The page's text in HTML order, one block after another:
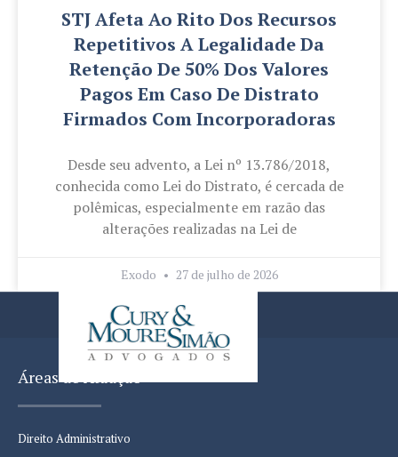
STJ Afeta Ao Rito Dos Recursos
Repetitivos A Legalidade Da
Retenção De 50% Dos Valores
Pagos Em Caso De Distrato
Firmados Com Incorporadoras
Desde seu advento, a Lei nº 13.786/2018,
conhecida como Lei do Distrato, é cercada de
polêmicas, especialmente em razão das
alterações realizadas na Lei de
Exodo 27 de julho de 2026
Áreas de Atuação
Direito Administrativo